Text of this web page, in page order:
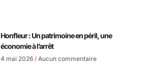
Honfleur : Un patrimoine en péril, une
économie à l’arrêt
4 mai 2026 Aucun commentaire